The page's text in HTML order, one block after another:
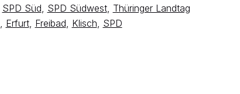
SPD Süd SPD Südwest, Thüringer Landtag
Erfurt, Freibad Klisch SPD